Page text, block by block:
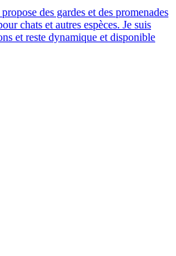
des gardes et des promenades
chats et autres espèces. Je suis
et reste dynamique et disponible